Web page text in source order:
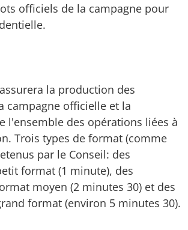
officiels de la campagne pour
la production des
campagne officielle et la
l'ensemble des opérations liées à
Trois types de format (comme
par le Conseil: des
format (1 minute), des
moyen (2 minutes 30) et des
format (environ 5 minutes 30).